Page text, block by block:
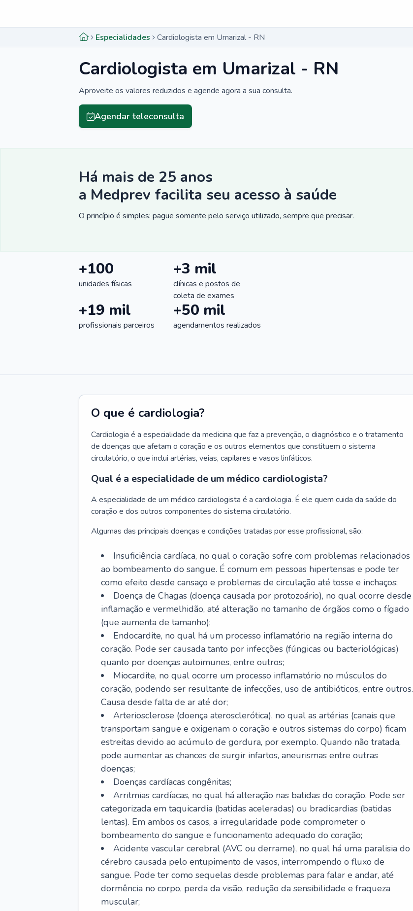
Especialidades Cardiologista em Umarizal - RN
Cardiologista em Umarizal - RN
Aproveite os valores reduzidos e agende agora a sua consulta.
Agendar teleconsulta
Há mais de 25 anos
a Medprev facilita seu acesso à saúde
O princípio é simples: pague somente pelo serviço utilizado, sempre que precisar.
+100
unidades físicas
+3 mil
clínicas e postos de
coleta de exames
+19 mil
profissionais parceiros
+50 mil
agendamentos realizados
O que é cardiologia?
Cardiologia é a especialidade da medicina que faz a prevenção, o diagnóstico e o tratamento
de doenças que afetam o coração e os outros elementos que constituem o sistema
circulatório, o que inclui artérias, veias, capilares e vasos linfáticos.
Qual é a especialidade de um médico cardiologista?
A especialidade de um médico cardiologista é a cardiologia. É ele quem cuida da saúde do
coração e dos outros componentes do sistema circulatório.
Algumas das principais doenças e condições tratadas por esse profissional, são:
Insuficiência cardíaca, no qual o coração sofre com problemas relacionados
ao bombeamento do sangue. É comum em pessoas hipertensas e pode ter
como efeito desde cansaço e problemas de circulação até tosse e inchaços;
Doença de Chagas (doença causada por protozoário), no qual ocorre desde
inflamação e vermelhidão, até alteração no tamanho de órgãos como o fígado
(que aumenta de tamanho);
Endocardite, no qual há um processo inflamatório na região interna do
coração. Pode ser causada tanto por infecções (fúngicas ou bacteriológicas)
quanto por doenças autoimunes, entre outros;
Miocardite, no qual ocorre um processo inflamatório no músculos do
coração, podendo ser resultante de infecções, uso de antibióticos, entre outros.
Causa desde falta de ar até dor;
Arteriosclerose (doença aterosclerótica), no qual as artérias (canais que
transportam sangue e oxigenam o coração e outros sistemas do corpo) ficam
estreitas devido ao acúmulo de gordura, por exemplo. Quando não tratada,
pode aumentar as chances de surgir infartos, aneurismas entre outras
doenças;
Doenças cardíacas congênitas;
Arritmias cardíacas, no qual há alteração nas batidas do coração. Pode ser
categorizada em taquicardia (batidas aceleradas) ou bradicardias (batidas
lentas). Em ambos os casos, a irregularidade pode comprometer o
bombeamento do sangue e funcionamento adequado do coração;
Acidente vascular cerebral (AVC ou derrame), no qual há uma paralisia do
cérebro causada pelo entupimento de vasos, interrompendo o fluxo de
sangue. Pode ter como sequelas desde problemas para falar e andar, até
dormência no corpo, perda da visão, redução da sensibilidade e fraqueza
muscular;